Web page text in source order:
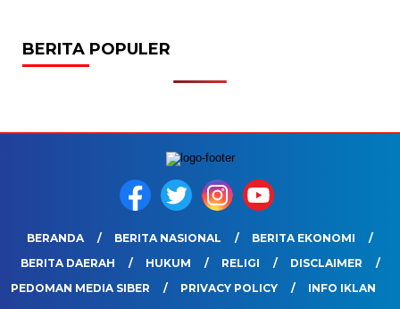
BERITA POPULER
BERANDA BERITA NASIONAL
BERITA EKONOMI
BERITA DAERAH
HUKUM RELIGI
DISCLAIMER
PEDOMAN MEDIA SIBER
PRIVACY POLICY INFO IKLAN